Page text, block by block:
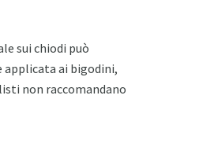
sui chiodi può
applicata ai bigodini,
non raccomandano